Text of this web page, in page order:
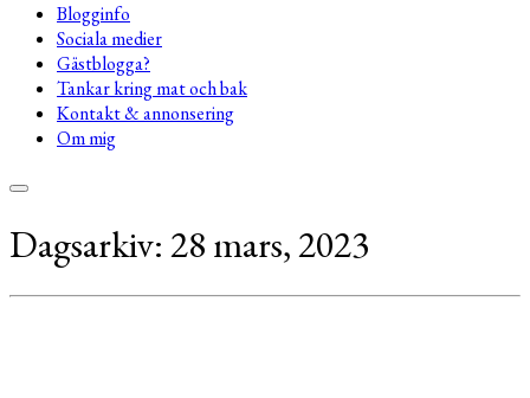
Blogginfo
Sociala medier
Gästblogga?
Tankar kring mat och bak
Kontakt & annonsering
Om mig
Dagsarkiv:28 mars, 2023